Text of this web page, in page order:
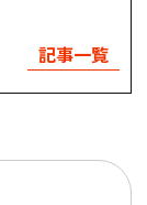
記事一覧